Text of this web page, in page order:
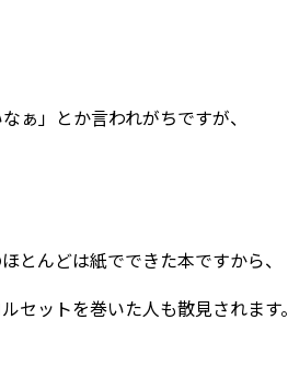
ぁ」とか言われがちですが、
とんどは紙でできた本ですから、
セットを巻いた人も散見されます。